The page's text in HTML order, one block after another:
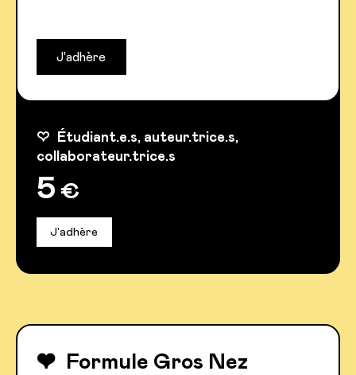
J'adhère
♡
Étudiant.e.s, auteur.trice.s,
collaborateur.trice.s
5€
J'adhère
♥ Formule Gros Nez